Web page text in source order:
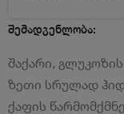
შემადგენლობა:
შაქარი,
ზეთი სრულად
ქაფის